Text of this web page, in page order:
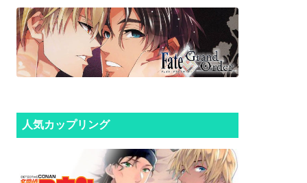
人気カップリング